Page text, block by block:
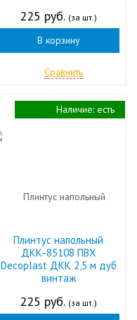
225 руб. (за шт.)
В корзину
Сравнить
Плинтус напольный
ДКК-85108 ПВХ
Decoplast ДКК 2,5 м дуб
винтаж
225 руб. (за шт.)
Наличие: есть